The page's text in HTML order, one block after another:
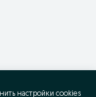
настройки cookies